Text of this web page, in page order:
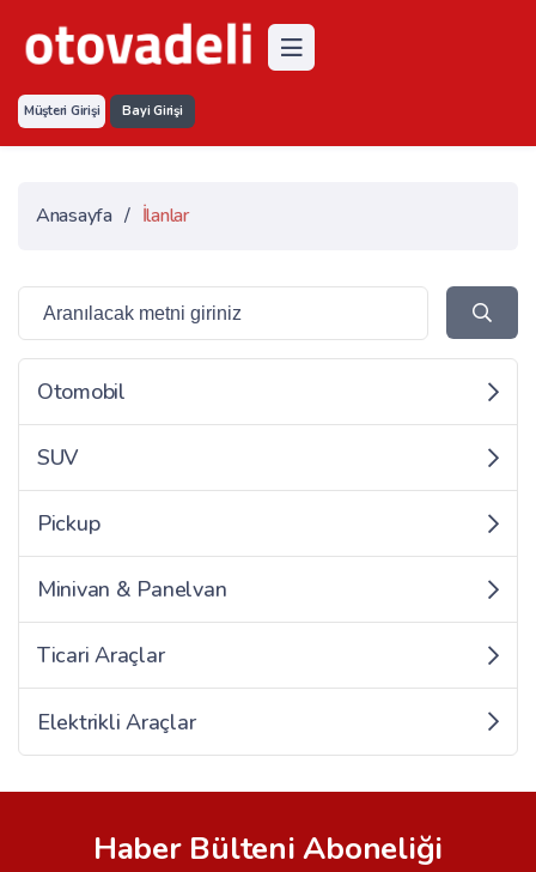
Müşteri Girişi Bayi Girişi
Anasayfa / İlanlar
Otomobil
SUV
Pickup
Minivan & Panelvan
Ticari Araçlar
Elektrikli Araçlar
Haber Bülteni Aboneliği